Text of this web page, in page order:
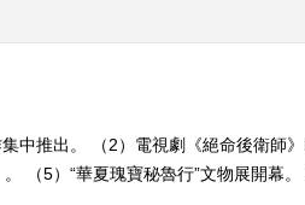
中推出。 （2）電視劇《絕命後衛師
（5）“華夏瑰寶秘魯行”文物展開幕